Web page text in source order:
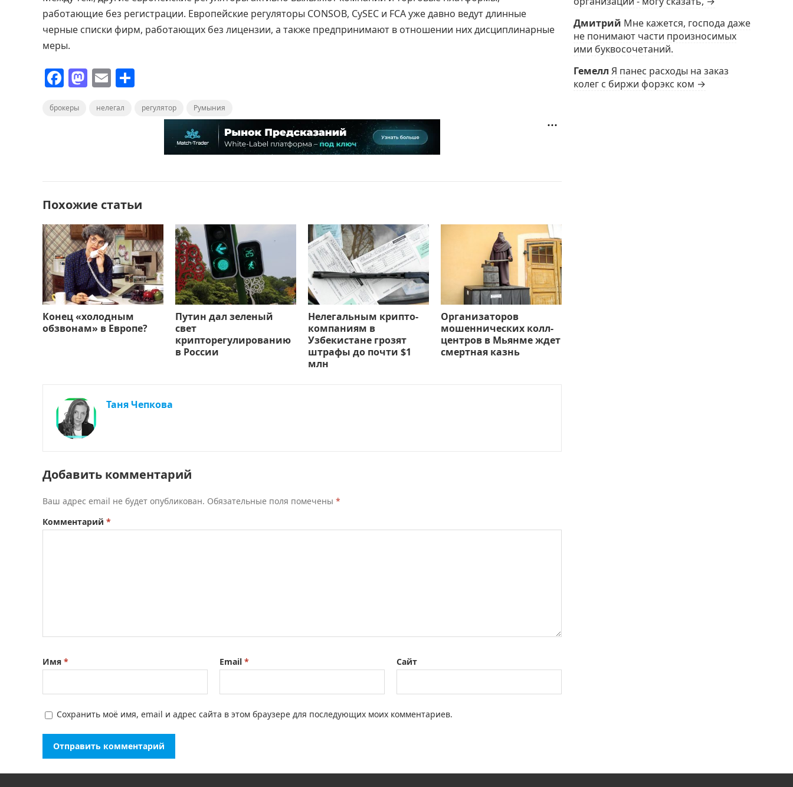
работающие без регистрации. Европейские регуляторы CONSOB, CySEC и FCA уже давно ведут длинные
черные списки фирм, работающих без лицензии, а также предпринимают в отношении них дисциплинарные
меры.
F
c
k
M
st
E
ai п
т
ь
брокеры нелегал регулятор Румыния
Похожие статьи
Конец «холодным
обзвонам» в Европе?
Путин дал зеленый
свет
крипторегулированию
в России
Нелегальным крипто-
компаниям в
Узбекистане грозят
штрафы до почти $1
млн
Организаторов
мошеннических колл-
центров в Мьянме ждет
смертная казнь
Таня Чепкова
Добавить комментарий
Ваш адрес email не будет опубликован. Обязательные поля помечены *
Комментарий *
Имя * Email * Сайт
Сохранить моё имя, email и адрес сайта в этом браузере для последующих моих комментариев.
Дмитрий Мне кажется, господа даже
не понимают части произносимых
ими буквосочетаний.
Гемелл Я панес расходы на заказ
колег с биржи форэкс ком →